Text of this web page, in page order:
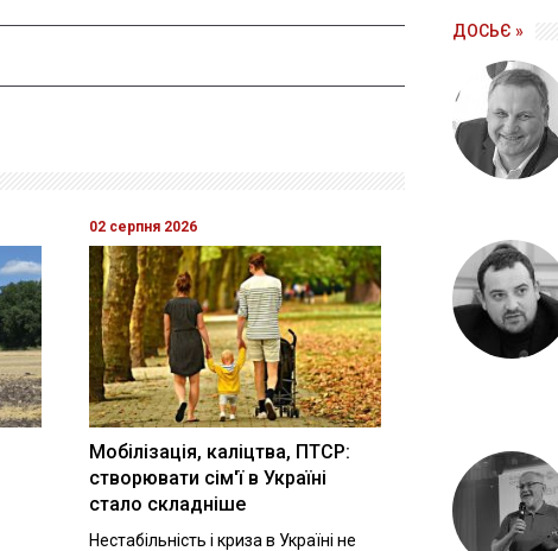
02 серпня 2026
Мобілізація, каліцтва, ПТСР:
створювати сім'ї в Україні
стало складніше
Нестабільність і криза в Україні не
ДОСЬЄ »